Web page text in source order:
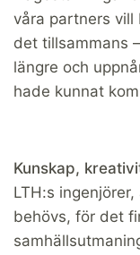
våra partners vill
det tillsammans
längre och
hade kunnat
Kunskap,
LTH:s
behövs, för det